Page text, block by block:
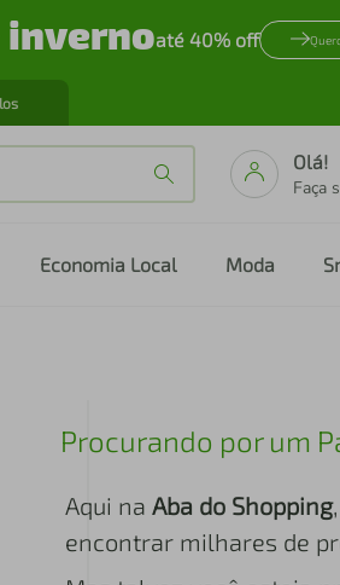
invernoaté 40% off
Olá!
Faça
Economia Local Moda
Procurando por um
Aqui na Aba do Shopping
encontrar milhares de